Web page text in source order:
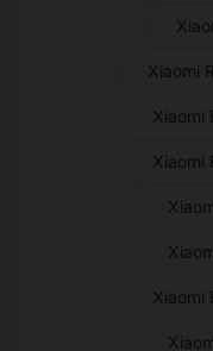
Xiaomi
Xiaomi
Xiaomi
Xiaomi